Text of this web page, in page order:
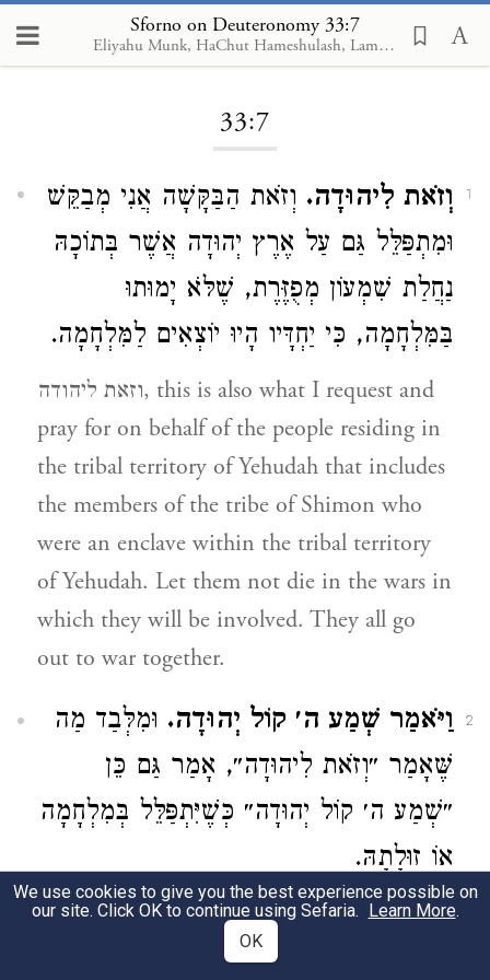
Sforno on Deuteronomy 33:7
Eliyahu Munk, HaChut Hameshulash, Lambda Publishers
Loading...
33:7
1 וְזֹאת לִיהוּדָה. וְזֹאת הַבַּקָּשָׁה אֲנִי מְבַקֵּשׁ
וּמִתְפַּלֵּל גַּם עַל אֶרֶץ יְהוּדָה אֲשֶׁר בְּתוֹכָהּ
נַחֲלַת שִׁמְעוֹן מְפֻזֶּרֶת, שֶׁלֹּא יָמוּתוּ
בַּמִּלְחָמָה, כִּי יַחְדָּיו הָיוּ יוֹצְאִים לַמִּלְחָמָה.
וזאת ליהודה, this is also what I request and
pray for on behalf of the people residing in
the tribal territory of Yehudah that includes
the members of the tribe of Shimon who
were an enclave within the tribal territory
of Yehudah. Let them not die in the wars in
which they will be involved. They all go
out to war together.
2 וַיֹּאמַר שְׁמַע ה׳ קוֹל יְהוּדָה. וּמִלְּבַד מַה
שֶּׁאָמַר ״וְזֹאת לִיהוּדָה״, אָמַר גַּם כֵּן
״שְׁמַע ה׳ קוֹל יְהוּדָה״ כְּשֶׁיִּתְפַּלֵּל בְּמִלְחָמָה
אוֹ זוּלָתָהּ.
ויאמר שמע ה' קול יהודה, in addition to what
Moses had said under the heading of וזאת
We use cookies to give you the best experience possible on
our site. Click OK to continue using Sefaria. Learn More.
OK